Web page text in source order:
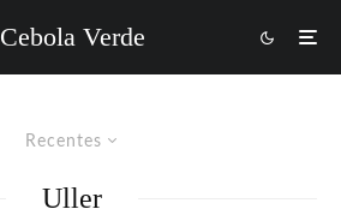
Cebola Verde
Recentes
Uller